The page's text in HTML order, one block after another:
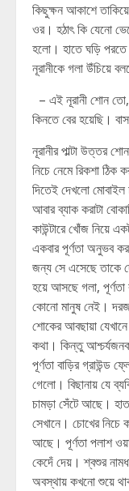
কিছুক্ষন আকাশে
ওর। হঠাৎ কি যেনো
হলো। হাতে ঘড়ি পরতে
নূরানীকে গলা উঁচিয়ে
– এই নূরানী শোন
কিনতে বের হয়েছি।
নূরানীর পাল্টা উত্তর
নিচে নেমে রিকশা
দিতেই দেখলো
আবার ব্যাক করাটা
কাউন্টারে খোঁজ নিয়ে
একবার পূর্ণতা অনুভব
জন্য সে এসেছে তাকে
হয়ে আসছে গলা, পূর্ণতা
কোনো মানুষ নেই।
শোকের আবছায়া যেখানে
কথা। কিন্তু
পূর্ণতা বাড়ির গ্রাউন্ড
গেলো। বিছানায় যে
চামড়া সেঁটে আছে।
সেখানে। চোখের
আছে। পূর্ণতা পলাশ
কেদেঁ দেয়। শ্বশুর
অবস্থায় কখনো শুয়ে